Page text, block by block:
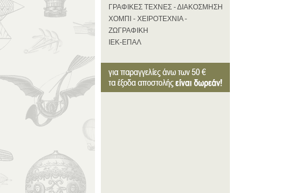
ΓΡΑΦΙΚΕΣ ΤΕΧΝΕΣ - ΔΙΑΚΟΣΜΗΣΗ
ΧΟΜΠΙ - ΧΕΙΡΟΤΕΧΝΙΑ -
ΖΩΓΡΑΦΙΚΗ
ΙΕΚ-ΕΠΑΛ